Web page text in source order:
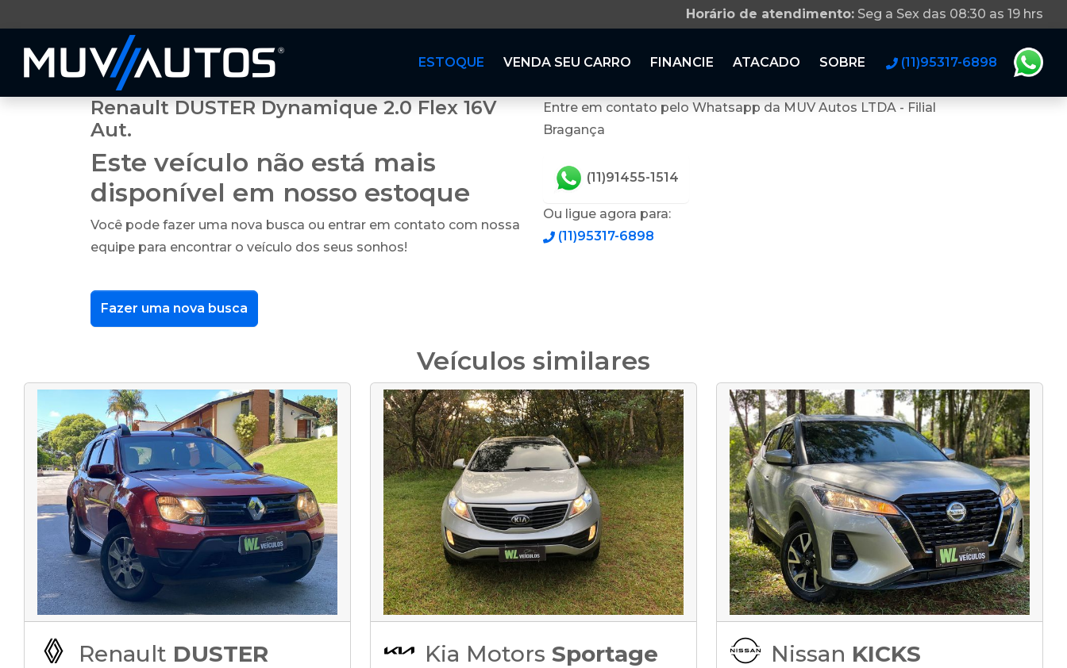
Horário de atendimento: Seg a Sex das 08:30 as 19 hrs
ESTOQUE VENDA SEU CARRO FINANCIE ATACADO SOBRE (11)95317-6898
Renault DUSTER Dynamique 2.0 Flex 16V
Aut.
Este veículo não está mais
disponível em nosso estoque
Você pode fazer uma nova busca ou entrar em contato com nossa
equipe para encontrar o veículo dos seus sonhos!
Fazer uma nova busca
Entre em contato pelo Whatsapp da MUV Autos LTDA - Filial
Bragança
(11)91455-1514
Ou ligue agora para:
(11)95317-6898
Veículos similares
Renault DUSTER Kia Motors Sportage Nissan KICKS